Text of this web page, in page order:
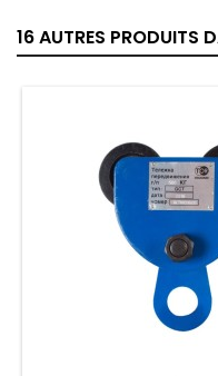
16 AUTRES PRODUITS